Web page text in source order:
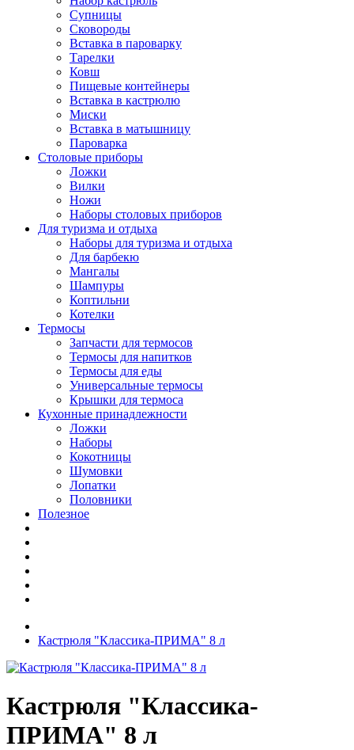
Супницы
Сковороды
Вставка в пароварку
Тарелки
Ковш
Пищевые контейнеры
Вставка в кастрюлю
Миски
Вставка в матышницу
Пароварка
Столовые приборы
Ложки
Вилки
Ножи
Наборы столовых приборов
Для туризма и отдыха
Наборы для туризма и отдыха
Для барбекю
Мангалы
Шампуры
Коптильни
Котелки
Термосы
Запчасти для термосов
Термосы для напитков
Термосы для еды
Универсальные термосы
Крышки для термоса
Кухонные принадлежности
Ложки
Наборы
Кокотницы
Шумовки
Лопатки
Половники
Полезное
Кастрюля "Классика-ПРИМА" 8 л
Кастрюля "Классика-
ПРИМА" 8 л